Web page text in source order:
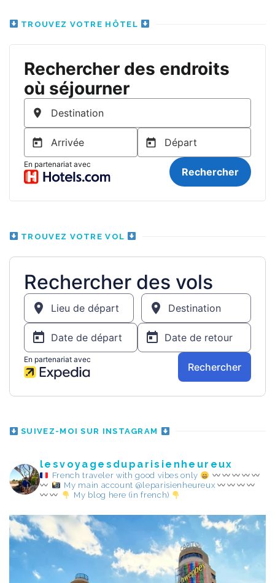
TROUVEZ VOTRE HÔTEL
TROUVEZ VOTRE VOL
SUIVEZ-MOI SUR INSTAGRAM
lesvoyagesduparisienheureux
French traveler with good vibes only
My main account @leparisienheureux
My blog here (in french)